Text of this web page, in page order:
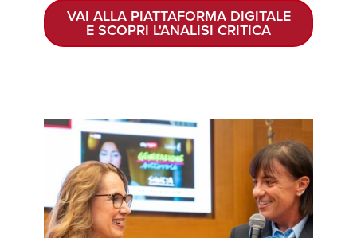
VAI ALLA PIATTAFORMA DIGITALE
E SCOPRI L'ANALISI CRITICA